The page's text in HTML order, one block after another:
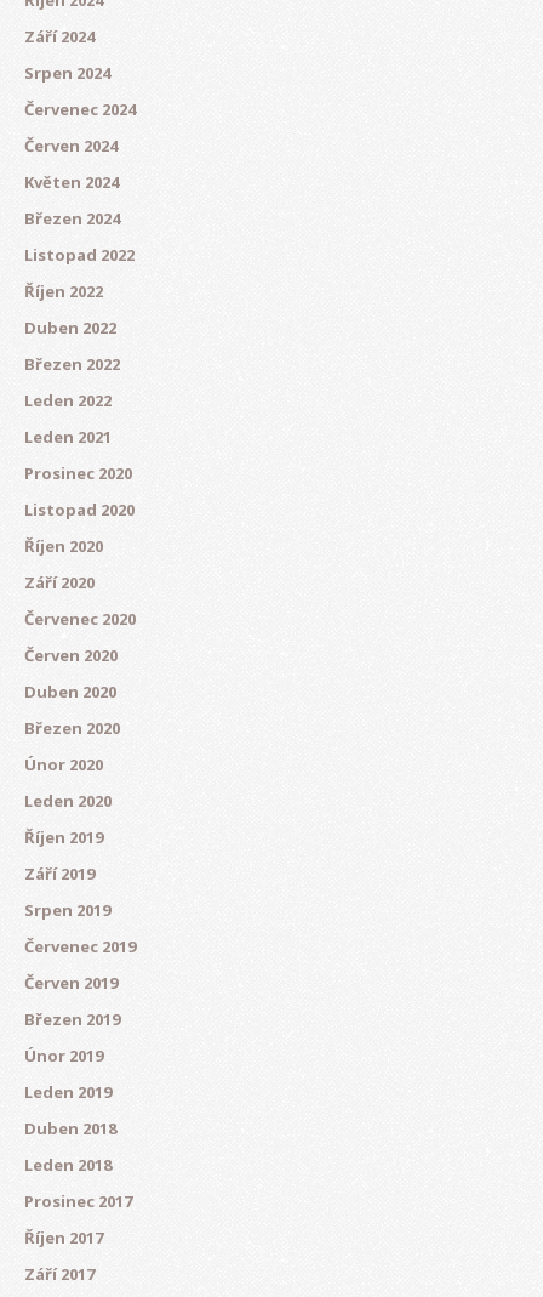
Září 2024
Srpen 2024
Červenec 2024
Červen 2024
Květen 2024
Březen 2024
Listopad 2022
Říjen 2022
Duben 2022
Březen 2022
Leden 2022
Leden 2021
Prosinec 2020
Listopad 2020
Říjen 2020
Září 2020
Červenec 2020
Červen 2020
Duben 2020
Březen 2020
Únor 2020
Leden 2020
Říjen 2019
Září 2019
Srpen 2019
Červenec 2019
Červen 2019
Březen 2019
Únor 2019
Leden 2019
Duben 2018
Leden 2018
Prosinec 2017
Říjen 2017
Září 2017